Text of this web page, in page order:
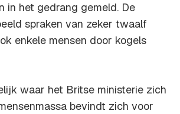
in het gedrang gemeld. De
spraken van zeker twaalf
enkele mensen door kogels
waar het Britse ministerie zich
bevindt zich voor